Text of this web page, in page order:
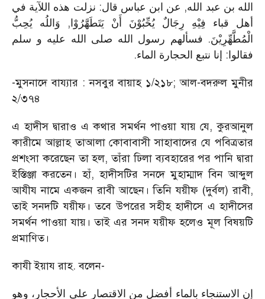
الله بن عبد الله, عن ابن عباس قال: نزلت هذه اللآية في
أهل قباء فِيْهِ رِجَالٌ يُحِّبُوْنَ أَنْ يَتَطَهَّرُوْا, وَاللُه يُحِبُّ
الْمُطَّهِّرِيْنَ. فسألهم رسول الله صلى الله عليه و سلم
فقالوا: إنا نتبع الحجارة الماء.
-মুসনাদে বায্যার : নসবুর বায়াহ ১/২১৮; আল-বদরুল মুনীর
২/৩৭৪
এ হাদীস দ্বারাও এ কথার সমর্থন পাওয়া যায় যে, কুরআনুল
কারীমে আল্লাহ তাআলা কোবাবাসী সাহাবাদের যে পবিত্রতার
প্রশংসা করেছেন তা হল, তাঁরা ঢিলা ব্যবহারের পর পানি দ্বারা
ইস্তিঞ্জা করতেন। হাঁ, হাদীসটির সনদে মুহাম্মাদ বিন আব্দুল
আযীয নামে একজন রাবী আছেন। তিনি যয়ীফ (দুর্বল) রাবী,
তাই সনদটি যয়ীফ। তবে উপরের সহীহ হাদীসে এ হাদীসের
সমর্থন পাওয়া যায়। তাই এর সনদ যয়ীফ হলেও মূল বিষয়টি
প্রমাণিত।
কাযী ইয়ায রাহ. বলেন-
إن الاستنجاء بالماء أفضل من الاقتصار على الأحجار، وهو